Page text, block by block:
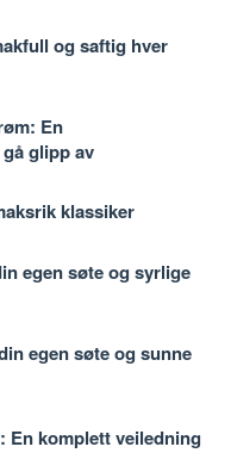
og saftig hver
En
glipp av
klassiker
egen søte og syrlige
egen søte og sunne
En komplett veiledning